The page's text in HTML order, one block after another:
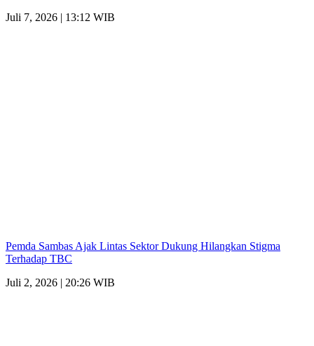
Juli 7, 2026 | 13:12 WIB
Pemda Sambas Ajak Lintas Sektor Dukung Hilangkan Stigma
Terhadap TBC
Juli 2, 2026 | 20:26 WIB